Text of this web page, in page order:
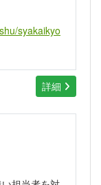
syakaikyo
詳細